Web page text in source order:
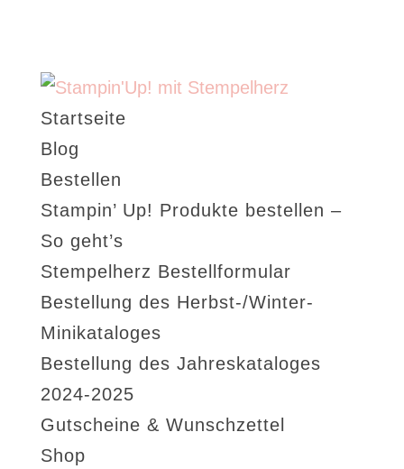
Startseite
Blog
Bestellen
Stampin’ Up! Produkte bestellen –
So geht’s
Stempelherz Bestellformular
Bestellung des Herbst-/Winter-
Minikataloges
Bestellung des Jahreskataloges
2024-2025
Gutscheine & Wunschzettel
Shop